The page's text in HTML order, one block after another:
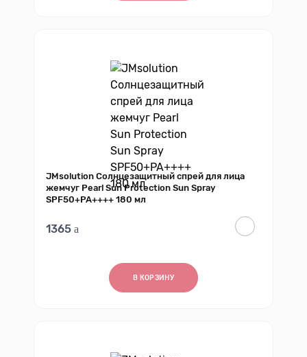
JMsolution Солнцезащитный спрей для лица
жемчуг Pearl Sun Protection Sun Spray
SPF50+PA++++ 180 мл
1365
В КОРЗИНУ